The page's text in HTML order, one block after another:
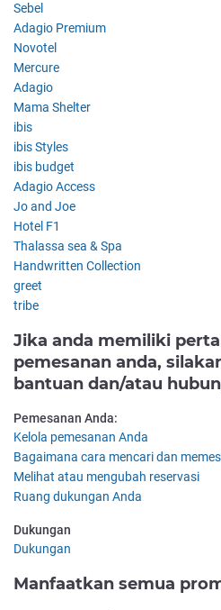
Sebel
Adagio Premium
Novotel
Mercure
Adagio
Mama Shelter
ibis
ibis Styles
ibis budget
Adagio Access
Jo and Joe
Hotel F1
Thalassa sea & Spa
Handwritten Collection
greet
tribe
Jika anda memiliki
pemesanan anda,
bantuan dan/atau
Pemesanan Anda:
Kelola pemesanan Anda
Bagaimana cara mencari dan
Melihat atau mengubah reservasi
Ruang dukungan Anda
Dukungan
Dukungan
Manfaatkan semua